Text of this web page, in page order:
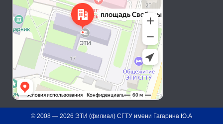
© 2008 — 2026 ЭТИ (филиал) СГТУ имени Гагарина Ю.А